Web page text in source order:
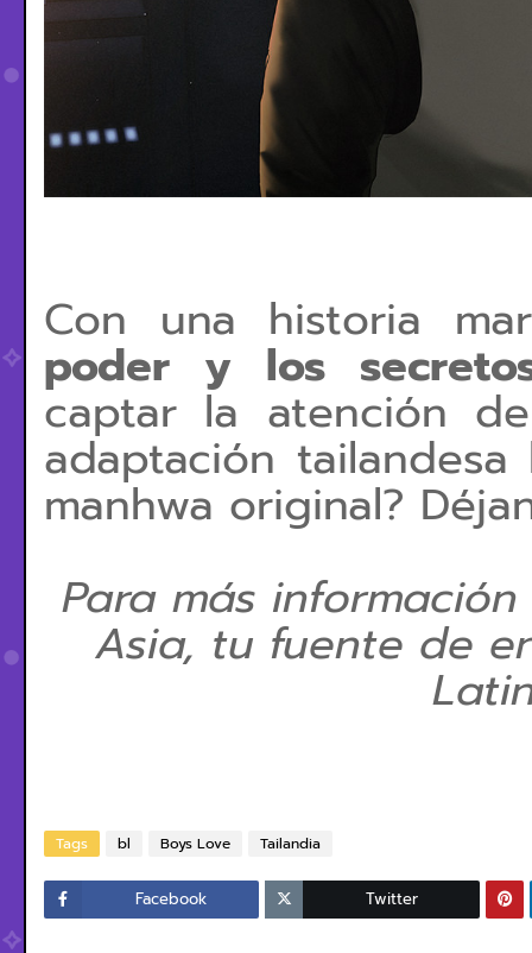
Con una historia
poder y los
captar la atención
adaptación
manhwa original?
Para más
Asia, tu fuente de
Tags bl Boys Love Tailandia
Facebook Twitter